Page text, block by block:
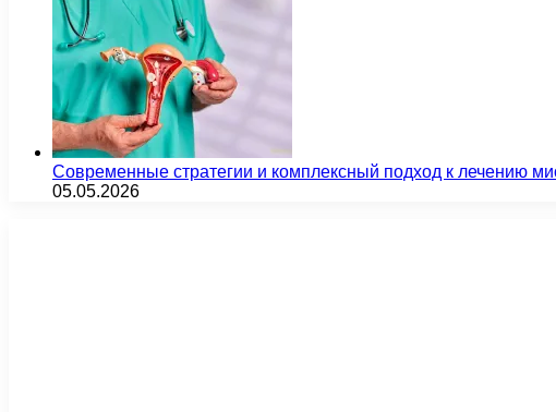
Современные стратегии и комплексный подход к лечению
05.05.2026